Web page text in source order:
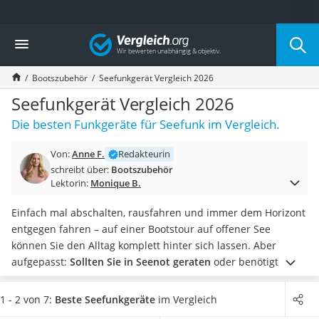
Die beliebtesten Vergleiche nach Kategorie
Auto & Motor
Fahrradträger-Anhängerkupplung (4 Fahrräder)
Fahrradträger
Fahrradträger (Anhängerkupplung)
Fahrradträger 3 Fahrräder
Benzinkanister (20 l)
Fahrradträger E-Bike
Benzinkanister
Wagenheber 3t
AGM-Batterie Wohnmobil
Thule-Fahrradträger
FM-Transmitter
Sommerreifen 205/55 R16
Autobatterie-Ladegerät
Vergleich
Bootszubehör Seefunkgerät Vergleich 2026
Seefunkgerät Vergleich 2026
Die besten Funkgeräte für Seefunk im Vergleich.
Von:Anne F.
Redakteurin
schreibt über: Bootszubehör
Lektorin: Monique B.
Einfach mal abschalten, rausfahren und immer dem Horizont
entgegen fahren – auf einer Bootstour auf offener See
können Sie den Alltag komplett hinter sich lassen. Aber
aufgepasst: Sollten Sie in Seenot geraten oder benötigt einer
Ihrer Passagiere einen Arzt,sollten Sie immer das richtige
Seefunkgerät an Bord haben. So sind Sie auch fernab der
1 - 2 von 7: Beste Seefunkgeräte im Vergleich